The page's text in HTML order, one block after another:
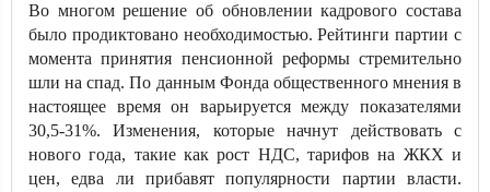
Во многом решение об обновлении кадрового состава
было продиктовано необходимостью. Рейтинги партии с
момента принятия пенсионной реформы стремительно
шли на спад. По данным Фонда общественного мнения в
настоящее время он варьируется между показателями
30,5-31%. Изменения, которые начнут действовать с
нового года, такие как рост НДС, тарифов на ЖКХ и
цен, едва ли прибавят популярности партии власти.